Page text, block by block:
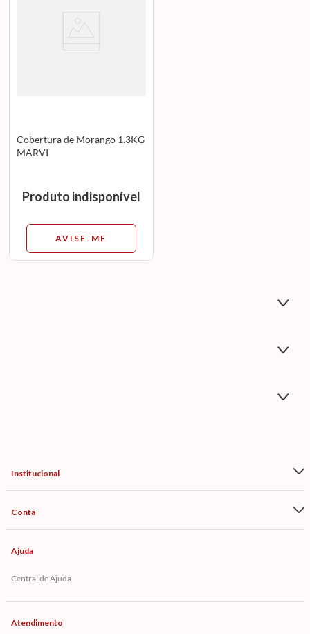
Cobertura de Morango 1.3KG
MARVI
Produto indisponível
AVISE-ME
Institucional
Conta
Ajuda
Central de Ajuda
Atendimento